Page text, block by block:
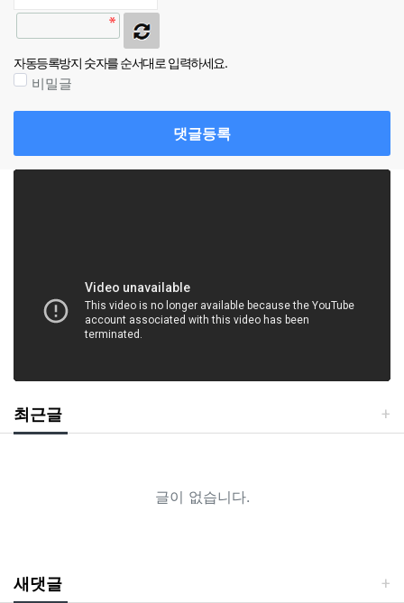
자동등록방지 숫자를 순서대로 입력하세요.
비밀글
댓글등록
최근글
글이 없습니다.
새댓글